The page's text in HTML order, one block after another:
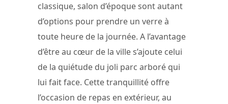
classique, salon d’époque sont autant
d’options pour prendre un verre à
toute heure de la journée. A l’avantage
d’être au cœur de la ville s’ajoute celui
de la quiétude du joli parc arboré qui
lui fait face. Cette tranquillité offre
l’occasion de repas en extérieur, au